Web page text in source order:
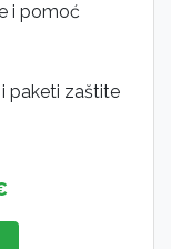
i pomoć
paketi zaštite